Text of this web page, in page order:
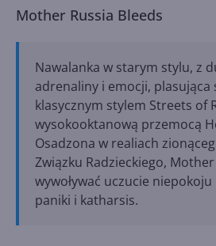
Mother Russia Bleeds
Nawalanka w starym stylu, z
adrenaliny i emocji, plasująca
klasycznym stylem Streets of
wysokooktanową przemocą
Osadzona w realiach
Związku Radzieckiego,
wywoływać uczucie
paniki i katharsis.